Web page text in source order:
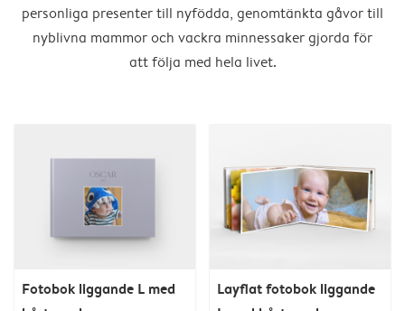
personliga presenter till nyfödda, genomtänkta gåvor till
nyblivna mammor och vackra minnessaker gjorda för
att följa med hela livet.
Fotobok liggande L med
Layflat fotobok liggande